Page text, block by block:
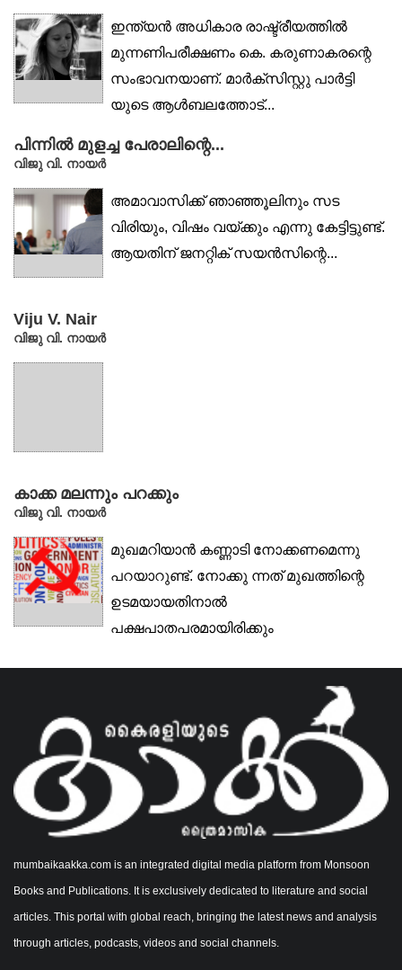
ഇന്ത്യൻ അധികാര രാഷ്ട്രീയത്തിൽ
മുന്നണിപരീക്ഷണം കെ. കരുണാകരന്റെ
സംഭാവനയാണ്. മാർക്‌സിസ്റ്റു പാർട്ടി
യുടെ ആൾബലത്തോട്...
പിന്നിൽ മുളച്ച പേരാലിന്റെ...
വിജു വി. നായര്‍
അമാവാസിക്ക് ഞാഞ്ഞൂലിനും സട
വിരിയും, വിഷം വയ്ക്കും എന്നു കേട്ടിട്ടുണ്ട്.
ആയതിന് ജനറ്റിക് സയൻസിന്റെ...
Viju V. Nair
വിജു വി. നായര്‍
കാക്ക മലന്നും പറക്കും
വിജു വി. നായര്‍
മുഖമറിയാൻ കണ്ണാടി നോക്കണമെന്നു
പറയാറുണ്ട്. നോക്കു ന്നത് മുഖത്തിന്റെ
ഉടമയായതിനാൽ
പക്ഷപാതപരമായിരിക്കും
mumbaikaakka.com is an integrated digital media platform from Monsoon
Books and Publications. It is exclusively dedicated to literature and social
articles. This portal with global reach, bringing the latest news and analysis
through articles, podcasts, videos and social channels.